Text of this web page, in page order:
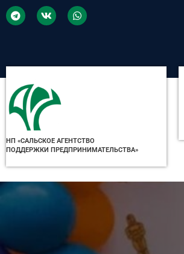
НП «САЛЬСКОЕ АГЕНТСТВО
ПОДДЕРЖКИ ПРЕДПРИНИМАТЕЛЬСТВА»